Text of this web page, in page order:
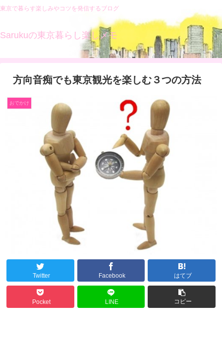
東京で暮らす楽しみやコツを発信するブログ
Sarukuの東京暮らし楽しメモ
方向音痴でも東京観光を楽しむ３つの方法
おでかけ
Twitter Facebook はてブ
Pocket LINE コピー